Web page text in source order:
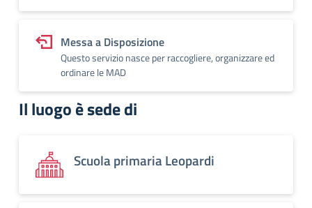
Messa a Disposizione
Questo servizio nasce per raccogliere, organizzare ed
ordinare le MAD
Il luogo è sede di
Scuola primaria Leopardi